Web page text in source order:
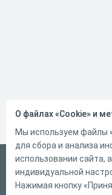
Русский
Справка
О файлах «Cookie» и
Мы используем файлы
для сбора и анализа
использовании сайта,
индивидуальной
Нажимая кнопку